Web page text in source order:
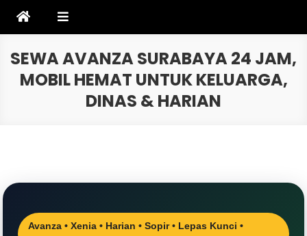
SEWA AVANZA SURABAYA 24 JAM,
MOBIL HEMAT UNTUK KELUARGA,
DINAS & HARIAN
Avanza • Xenia • Harian • Sopir • Lepas Kunci •